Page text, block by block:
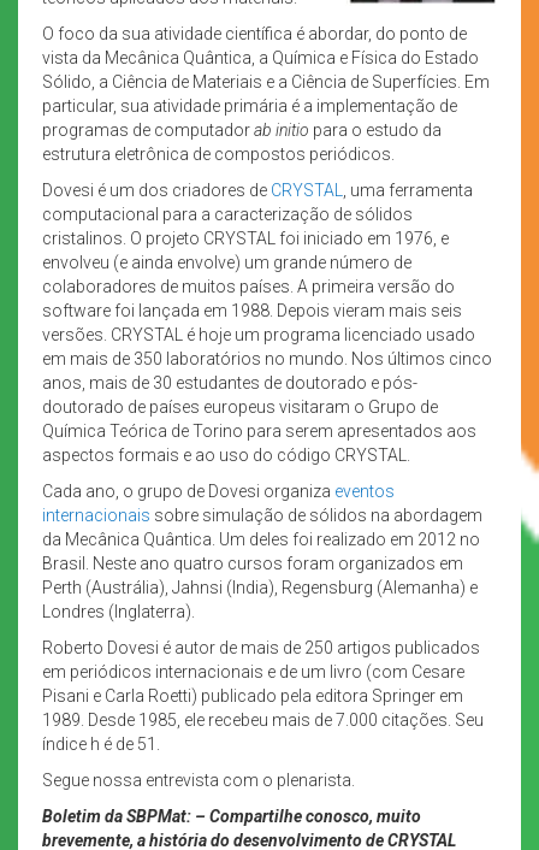
O foco da sua atividade científica é abordar, do ponto de
vista da Mecânica Quântica, a Química e Física do Estado
Sólido, a Ciência de Materiais e a Ciência de Superfícies. Em
particular, sua atividade primária é a implementação de
programas de computadorab initio para o estudo da
estrutura eletrônica de compostos periódicos.
Dovesi é um dos criadores de CRYSTAL
, uma ferramenta
computacional para a caracterização de sólidos
cristalinos. O projeto CRYSTAL foi iniciado em 1976, e
envolveu (e ainda envolve) um grande número de
colaboradores de muitos países. A primeira versão do
software foi lançada em 1988. Depois vieram mais seis
versões. CRYSTAL é hoje um programa licenciado usado
em mais de 350 laboratórios no mundo. Nos últimos cinco
anos, mais de 30 estudantes de doutorado e pós-
doutorado de países europeus visitaram o Grupo de
Química Teórica de Torino para serem apresentados aos
aspectos formais e ao uso do código CRYSTAL.
Cada ano, o grupo de Dovesi organiza eventos
internacionais sobre simulação de sólidos na abordagem
da Mecânica Quântica. Um deles foi realizado em 2012 no
Brasil. Neste ano quatro cursos foram organizados em
Perth (Austrália), Jahnsi (India), Regensburg (Alemanha) e
Londres (Inglaterra).
Roberto Dovesi é autor de mais de 250 artigos publicados
em periódicos internacionais e de um livro (com Cesare
Pisani e Carla Roetti) publicado pela editora Springer em
1989. Desde 1985, ele recebeu mais de 7.000 citações. Seu
índice h é de 51.
Segue nossa entrevista com o plenarista.
Boletim da SBPMat: – Compartilhe conosco, muito
brevemente, a história do desenvolvimento de CRYSTAL